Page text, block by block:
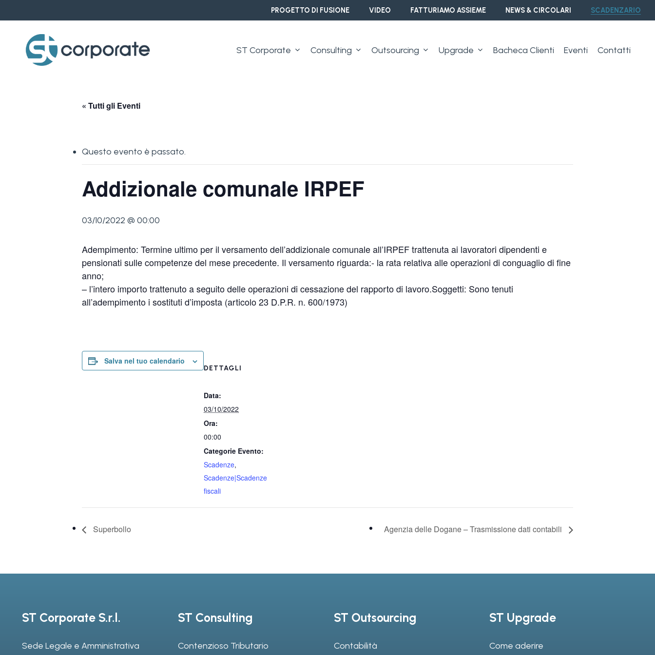
to
content
PROGETTO DI FUSIONE VIDEO FATTURIAMO ASSIEME NEWS & CIRCOLARI SCADENZARIO
ST Corporate Consulting Outsourcing Upgrade Bacheca Clienti Eventi Contatti
« Tutti gli Eventi
Questo evento è passato.
Addizionale comunale IRPEF
03/10/2022 @ 00:00
Adempimento: Termine ultimo per il versamento dell’addizionale comunale all’IRPEF trattenuta ai lavoratori dipendenti e
pensionati sulle competenze del mese precedente. Il versamento riguarda:- la rata relativa alle operazioni di conguaglio di fine
anno;
– l’intero importo trattenuto a seguito delle operazioni di cessazione del rapporto di lavoro.Soggetti: Sono tenuti
all’adempimento i sostituti d’imposta (articolo 23 D.P.R. n. 600/1973)
Salva nel tuo calendario
DETTAGLI
Data:
03/10/2022
Ora:
00:00
Categorie Evento:
Scadenze,
Scadenze|Scadenze
fiscali
Superbollo Agenzia delle Dogane – Trasmissione dati contabili
ST Corporate S.r.l.
Sede Legale e Amministrativa
ST Consulting
Contenzioso Tributario
ST Outsourcing
Contabilità
ST Upgrade
Come aderire